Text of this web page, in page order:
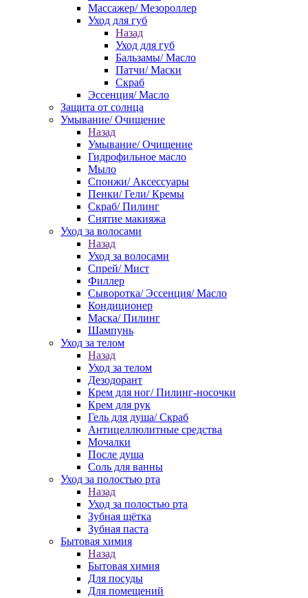
Массажер/ Мезороллер
Уход для губ
Назад
Уход для губ
Бальзамы/ Масло
Патчи/ Маски
Скраб
Эссенция/ Масло
Защита от солнца
Умывание/ Очищение
Назад
Умывание/ Очищение
Гидрофильное масло
Мыло
Спонжи/ Аксессуары
Пенки/ Гели/ Кремы
Скраб/ Пилинг
Снятие макияжа
Уход за волосами
Назад
Уход за волосами
Спрей/ Мист
Филлер
Сыворотка/ Эссенция/ Масло
Кондиционер
Маска/ Пилинг
Шампунь
Уход за телом
Назад
Уход за телом
Дезодорант
Крем для ног/ Пилинг-носочки
Крем для рук
Гель для душа/ Скраб
Антицеллюлитные средства
Мочалки
После душа
Соль для ванны
Уход за полостью рта
Назад
Уход за полостью рта
Зубная щётка
Зубная паста
Бытовая химия
Назад
Бытовая химия
Для посуды
Для помещений